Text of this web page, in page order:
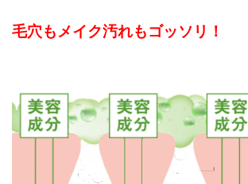
毛穴もメイク汚れもゴッソリ！